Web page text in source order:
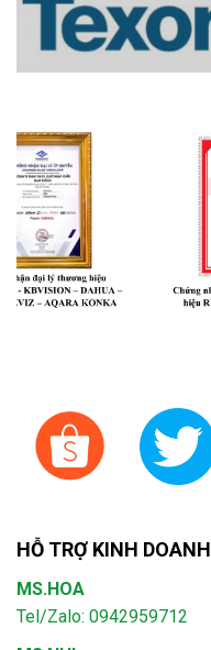
HỖ TRỢ KINH DOANH
MS.HOA
Tel/Zalo: 0942959712